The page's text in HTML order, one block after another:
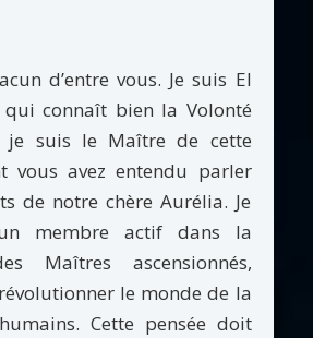
d’entre vous. Je suis El
connaît bien la Volonté
je suis le Maître de cette
vous avez entendu parler
de notre chère Aurélia. Je
membre actif dans la
Maîtres ascensionnés,
le monde de la
Cette pensée doit